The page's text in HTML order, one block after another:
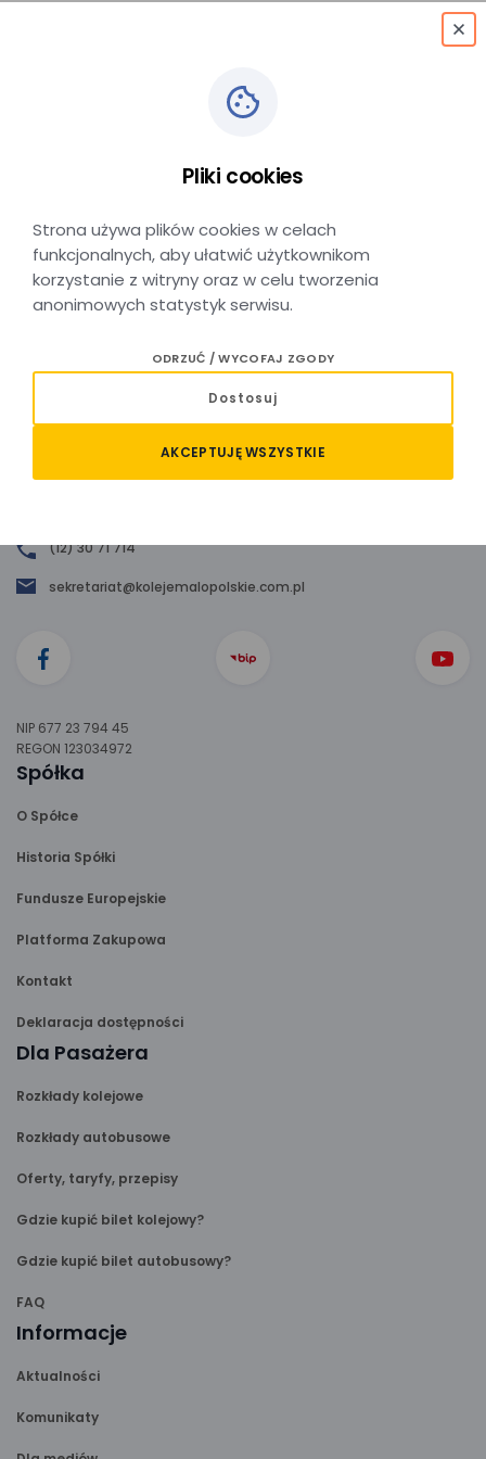
Zakup biletu
(12) 30 71 714
sekretariat@kolejemalopolskie.com.pl
NIP 677 23 794 45
REGON 123034972
Spółka
O Spółce
Historia Spółki
Fundusze Europejskie
Platforma Zakupowa
Kontakt
Deklaracja dostępności
Dla Pasażera
Rozkłady kolejowe
Rozkłady autobusowe
Oferty, taryfy, przepisy
Gdzie kupić bilet kolejowy?
Gdzie kupić bilet autobusowy?
FAQ
Informacje
Aktualności
Komunikaty
Pliki cookies
Strona używa plików cookies w celach
funkcjonalnych, aby ułatwić użytkownikom
korzystanie z witryny oraz w celu tworzenia
anonimowych statystyk serwisu.
ODRZUĆ / WYCOFAJ ZGODY
Dostosuj
AKCEPTUJĘ WSZYSTKIE